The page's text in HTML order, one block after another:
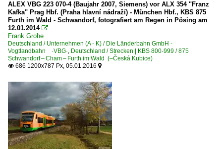
ALEX VBG 223 070-4 (Baujahr 2007, Siemens) vor ALX 354 "Franz
Kafka" Prag Hbf. (Praha hlavní nádraží) - München Hbf., KBS 875
Furth im Wald - Schwandorf, fotografiert am Regen in Pösing am
12.01.2014 
Frank Grohe
Deutschland / Unternehmen (A - K) / Die Länderbahn GmbH -
Vogtlandbahn ·VBG·, Deutschland / Strecken | KBS 800-999 / 875
Schwandorf – Cham – Furth im Wald (–Česká Kubice)
 686 1200x787 Px, 05.01.2016 